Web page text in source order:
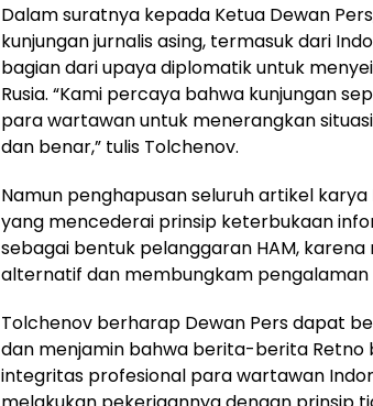
Dalam suratnya kepada Ketua Dewan
kunjungan jurnalis asing, termasuk dari
bagian dari upaya diplomatik untuk
Rusia. “Kami percaya bahwa kunjungan
para wartawan untuk menerangkan
dan benar,” tulis Tolchenov.
Namun penghapusan seluruh artikel
yang mencederai prinsip keterbukaan
sebagai bentuk pelanggaran HAM,
alternatif dan membungkam pengalaman
Tolchenov berharap Dewan Pers dapat
dan menjamin bahwa berita-berita Retno
integritas profesional para wartawan